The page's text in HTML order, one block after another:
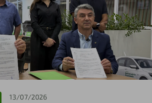
13/07/2026